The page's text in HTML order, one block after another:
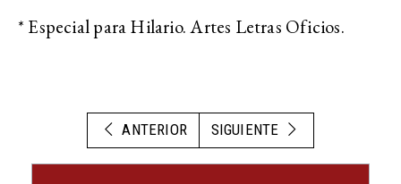
* Especial para Hilario. Artes Letras Oficios.
ANTERIOR SIGUIENTE